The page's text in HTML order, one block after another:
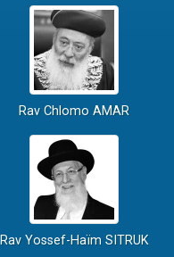
Rav Chlomo AMAR
Rav Yossef-Haïm SITRUK